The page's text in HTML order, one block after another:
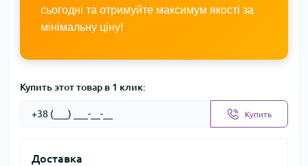
сьогодні та отримуйте максимум якості за
мінімальну ціну!
Купить этот товар в 1 клик:
Купить
Доставка